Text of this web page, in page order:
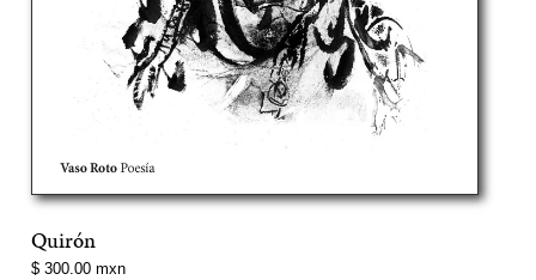
Quirón
Precio
$ 300.00 mxn